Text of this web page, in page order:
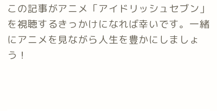
この記事がアニメ「アイドリッシュセブン」
を視聴するきっかけになれば幸いです。一緒
にアニメを見ながら人生を豊かにしましょ
う！